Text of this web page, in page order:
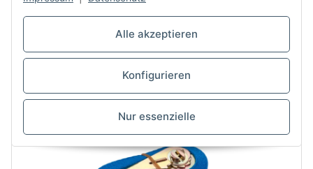
Alle akzeptieren
Konfigurieren
Nur essenzielle
Lieferzeit: sofort lieferbar